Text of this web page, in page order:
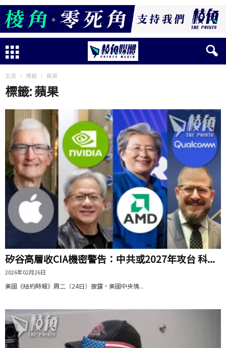
主頁 標籤 蘋果
標籤: 蘋果
矽谷高層收CIA機密警告：中共或2027年攻台 科...
2026年02月26日
美國《紐約時報》周二（24日）披露，美國中央情...